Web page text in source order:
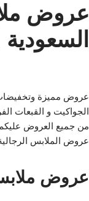
عروض
عروض مميزة وتخفيضات
الجواكيت و القبعات
من جميع العروض عليكم
عروض الملابس
عروض